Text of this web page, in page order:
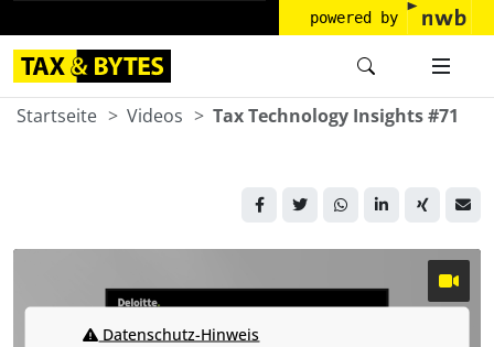
powered by
Startseite Videos Tax Technology Insights #71
Datenschutz-Hinweis